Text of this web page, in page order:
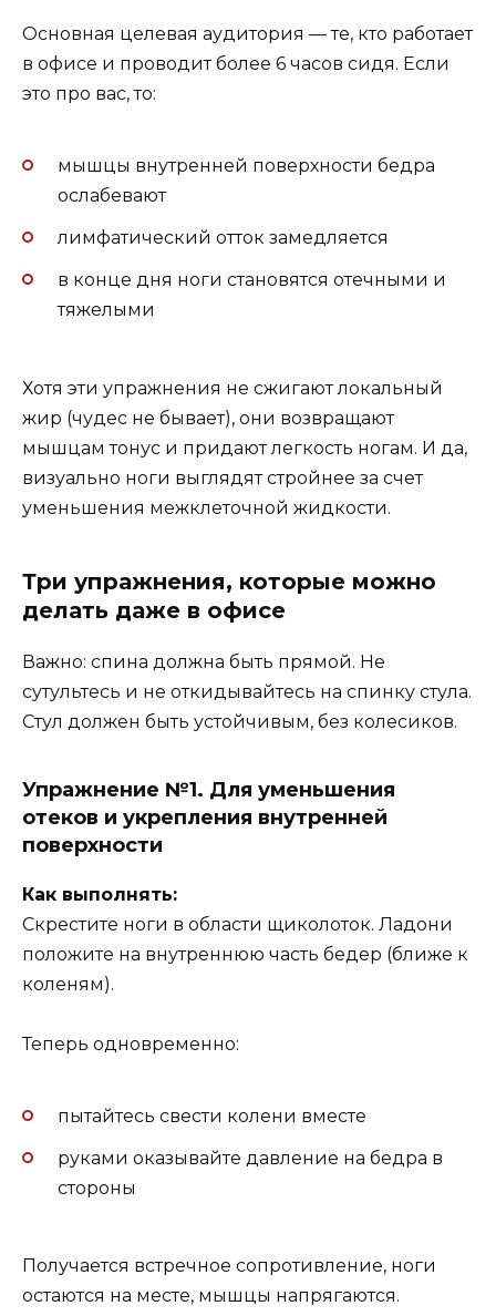
Основная целевая аудитория — те, кто работает
в офисе и проводит более 6 часов сидя. Если
это про вас, то:
мышцы внутренней поверхности бедра
ослабевают
лимфатический отток замедляется
в конце дня ноги становятся отечными и
тяжелыми
Хотя эти упражнения не сжигают локальный
жир (чудес не бывает), они возвращают
мышцам тонус и придают легкость ногам. И да,
визуально ноги выглядят стройнее за счет
уменьшения межклеточной жидкости.
Три упражнения, которые можно
делать даже в офисе
Важно: спина должна быть прямой. Не
сутультесь и не откидывайтесь на спинку стула.
Стул должен быть устойчивым, без колесиков.
Упражнение №1. Для уменьшения
отеков и укрепления внутренней
поверхности
Как выполнять:
Скрестите ноги в области щиколоток. Ладони
положите на внутреннюю часть бедер (ближе к
коленям).
Теперь одновременно:
пытайтесь свести колени вместе
руками оказывайте давление на бедра в
стороны
Получается встречное сопротивление, ноги
остаются на месте, мышцы напрягаются.